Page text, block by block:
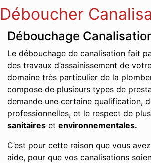
Déboucher
Débouchage
Le débouchage de canalisation fait
des travaux d’assainissement de
domaine très particulier de la
compose de plusieurs types de
demande une certaine qualification,
professionnelles, et le respect de
sanitaires et environnementales.
C’est pour cette raison que vous
aide, pour que vos canalisations